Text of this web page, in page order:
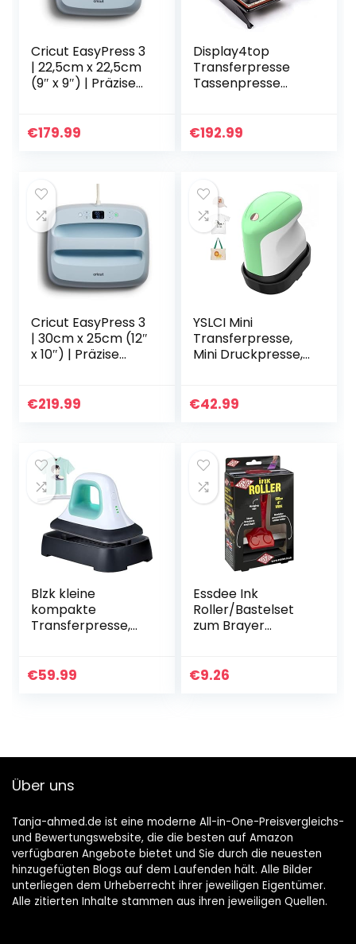
Cricut EasyPress 3
| 22,5cm x 22,5cm
(9″ x 9″) | Präzise
(400 F) |
Aufbügel- (HTV),
Infusible Ink- und
Sublimationsmater
ialien
€179.99
Display4top
Transferpresse
Tassenpresse
Transferpresse
€192.99
Cricut EasyPress 3
| 30cm x 25cm (12″
x 10″) | Präzise
(400 F) |
Aufbügel- (HTV),
Infusible Ink- und
Sublimationsmater
ialien
€219.99
YSLCI Mini
Transferpresse,
Mini Druckpresse,
T-Shirts Schuhe
€42.99
Blzk kleine
kompakte
Transferpresse,
Machine 18 x9.8 cm
€59.99
Essdee Ink
Roller/Bastelset
zum Brayer
€9.26
Über uns
Tanja-ahmed.de ist eine moderne All-in-One-Preisvergleichs-
und Bewertungswebsite, die die besten auf Amazon
verfügbaren Angebote bietet und Sie durch die neuesten
hinzugefügten Blogs auf dem Laufenden hält. Alle Bilder
unterliegen dem Urheberrecht ihrer jeweiligen Eigentümer.
Alle zitierten Inhalte stammen aus ihren jeweiligen Quellen.